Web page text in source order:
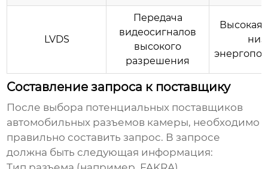
LVDS
Передача
видеосигналов
высокого
разрешения
Высокая
Составление запроса к поставщику
После выбора потенциальных поставщиков
автомобильных разъемов камеры, необходимо
правильно составить запрос. В запросе
должна быть следующая информация: